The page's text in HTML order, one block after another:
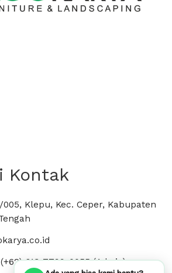
Kontak
Klepu, Kec. Ceper, Kabupaten
813-7799-0055 (Admin)